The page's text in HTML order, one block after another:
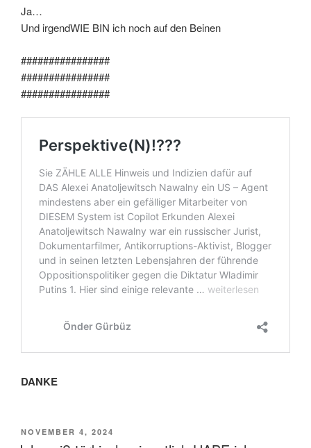
Ja…
Und irgendWIE BIN ich noch auf den Beinen
################
################
################
DANKE
VERÖFFENTLICHT
AM
NOVEMBER 4, 2024